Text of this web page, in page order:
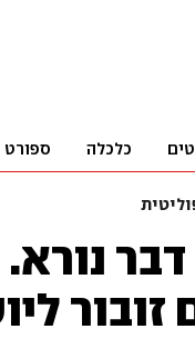
כלכלה ספורט